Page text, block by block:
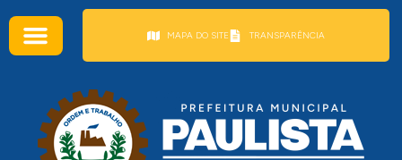
MAPA DO SITE TRANSPARÊNCIA